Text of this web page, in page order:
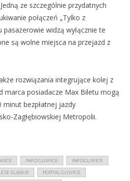
ze szczególnie przydatnych
połączeń „Tylko z
widzą wyłącznie te
są wolne miejsca na przejazd z
rozwiązania integrujące kolej z
marca posiadacze Max Biletu mogą
bezpłatnej jazdy
Zagłębiowskiej Metropolii.
INFO GLIWICE INFOGLIWICE
ŚLĄSKIE PORTAL GLIWICE